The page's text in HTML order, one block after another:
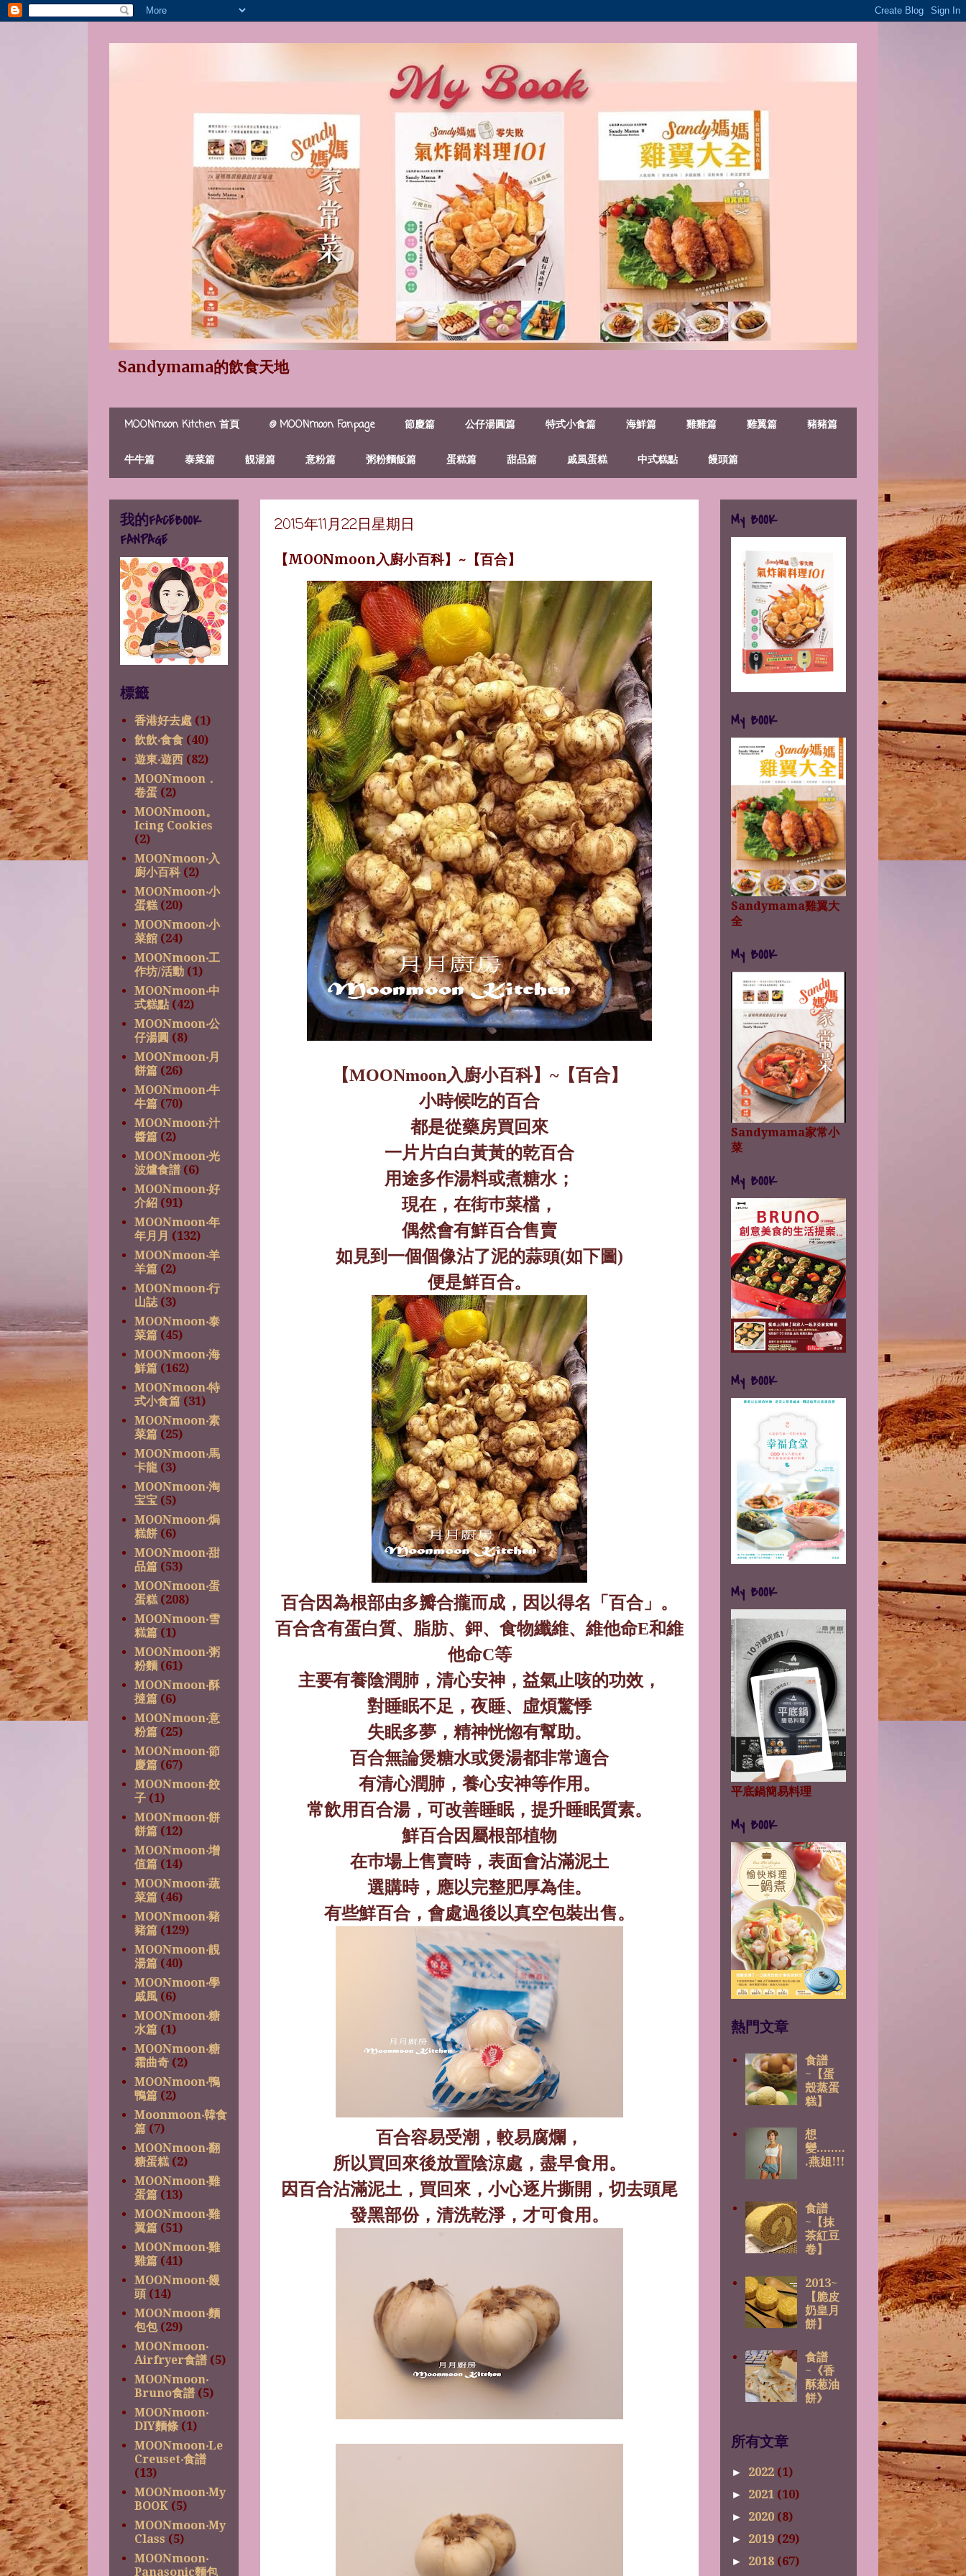
Sandymama的飲食天地
MOONmoon Kitchen 首頁 @ MOONmoon Fanpage 節慶篇 公仔湯圓篇 特式小食篇 海鮮篇 雞雞篇 雞翼篇 豬豬篇
牛牛篇 泰菜篇 靚湯篇 意粉篇 粥粉麵飯篇 蛋糕篇 甜品篇 戚風蛋糕 中式糕點 饅頭篇
2015年11月22日星期日
【MOONmoon入廚小百科】~【百合】
【MOONmoon入廚小百科】 ~【百合】
小時候吃的百合
都是從藥房買回來
一片片白白黃黃的乾百合
用途多作湯料或煮糖水；
現在，在街巿菜檔，
偶然會有鮮百合售賣
如見到一個個像沾了泥的蒜頭(如下圖)
便是鮮百合。
百合因為根部由多瓣合攏而成，因以得名「百合」。
百合含有蛋白質、脂肪、鉀、食物纖維、維他命E和維
他命C等
主要有養陰潤肺，清心安神，益氣止咳的功效，
對睡眠不足，夜睡、虛煩驚悸
失眠多夢，精神恍惚有幫助。
百合無論煲糖水或煲湯都非常適合
有清心潤肺 ， 養心安神等作用。
常飲用百合湯，可改善睡眠，提升睡眠質素。
鮮百合因屬根部植物
在巿場上售賣時，表面會沾滿泥土
選購時，應以完整肥厚為佳。
有些鮮百合，會處過後以真空包裝出售。
百合容易受潮，較易腐爛，
所以買回來後放置陰涼處，盡早食用。
因百合沾滿泥土，買回來，小心逐片撕開，切去頭尾
發黑部份，清洗乾淨，才可食用。
我的FACEBOOK
FANPAGE
標籤
香港好去處 (1)
飲飲‧食食 (40)
遊東‧遊西 (82)
MOONmoon．
卷蛋 (2)
MOONmoon。
Icing Cookies
(2)
MOONmoon‧入
廚小百科 (2)
MOONmoon‧小
蛋糕 (20)
MOONmoon‧小
菜館 (24)
MOONmoon‧工
作坊/活動 (1)
MOONmoon‧中
式糕點 (42)
MOONmoon‧公
仔湯圓 (8)
MOONmoon‧月
餅篇 (26)
MOONmoon‧牛
牛篇 (70)
MOONmoon‧汁
醬篇 (2)
MOONmoon‧光
波爐食譜 (6)
MOONmoon‧好
介紹 (91)
MOONmoon‧年
年月月 (132)
MOONmoon‧羊
羊篇 (2)
MOONmoon‧行
山誌 (3)
MOONmoon‧泰
菜篇 (45)
MOONmoon‧海
鮮篇 (162)
MOONmoon‧特
式小食篇 (31)
MOONmoon‧素
菜篇 (25)
MOONmoon‧馬
卡龍 (3)
MOONmoon‧淘
宝宝 (5)
MOONmoon‧焗
糕餅 (6)
MOONmoon‧甜
品篇 (53)
MOONmoon‧蛋
蛋糕 (208)
MOONmoon‧雪
糕篇 (1)
MOONmoon‧粥
粉麵 (61)
MOONmoon‧酥
撻篇 (6)
MOONmoon‧意
粉篇 (25)
MOONmoon‧節
慶篇 (67)
MOONmoon‧餃
子 (1)
MOONmoon‧餅
餅篇 (12)
MOONmoon‧增
值篇 (14)
MOONmoon‧蔬
菜篇 (46)
MOONmoon‧豬
豬篇 (129)
MOONmoon‧靚
湯篇 (40)
MOONmoon‧學
戚風 (6)
MOONmoon‧糖
水篇 (1)
MOONmoon‧糖
霜曲奇 (2)
MOONmoon‧鴨
鴨篇 (2)
Moonmoon‧韓食
篇 (7)
MOONmoon‧翻
糖蛋糕 (2)
MOONmoon‧雞
蛋篇 (13)
MOONmoon‧雞
翼篇 (51)
MOONmoon‧雞
雞篇 (41)
MOONmoon‧饅
頭 (14)
MOONmoon‧麵
包包 (29)
MOONmoon‧
Airfryer食譜 (5)
MOONmoon‧
Bruno食譜 (5)
MOONmoon‧
DIY麵條 (1)
MOONmoon‧Le
Creuset‧食譜
(13)
MOONmoon‧My
BOOK (5)
MOONmoon‧My
Class (5)
MOONmoon‧
Panasonic麵包
My BOOK
My BOOK
Sandymama雞翼大
全
My BOOK
Sandymama家常小
菜
My BOOK
My BOOK
My BOOK
平底鍋簡易料理
My BOOK
熱門文章
食譜
~【蛋
殼蒸蛋
糕】
想
變........
.燕姐!!!
食譜
~【抹
茶紅豆
卷】
2013~
【脆皮
奶皇月
餅】
食譜
~《香
酥葱油
餅》
所有文章
► 2022 (1)
► 2021 (10)
► 2020 (8)
► 2019 (29)
► 2018 (67)